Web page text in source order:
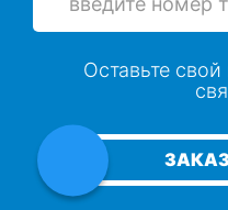
Оставьте